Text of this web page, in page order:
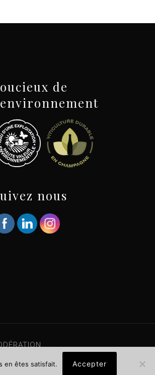
de
nous
en êtes satisfait. Accepter